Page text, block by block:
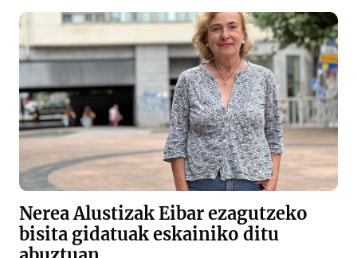
Nerea Alustizak Eibar ezagutzeko
bisita gidatuak eskainiko ditu